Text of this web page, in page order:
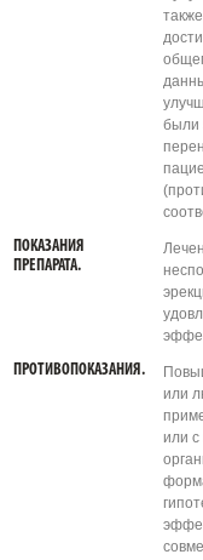
были
ПОКАЗАНИЯ
ПРЕПАРАТА.
ПРОТИВОПОКАЗАНИЯ.
или
или